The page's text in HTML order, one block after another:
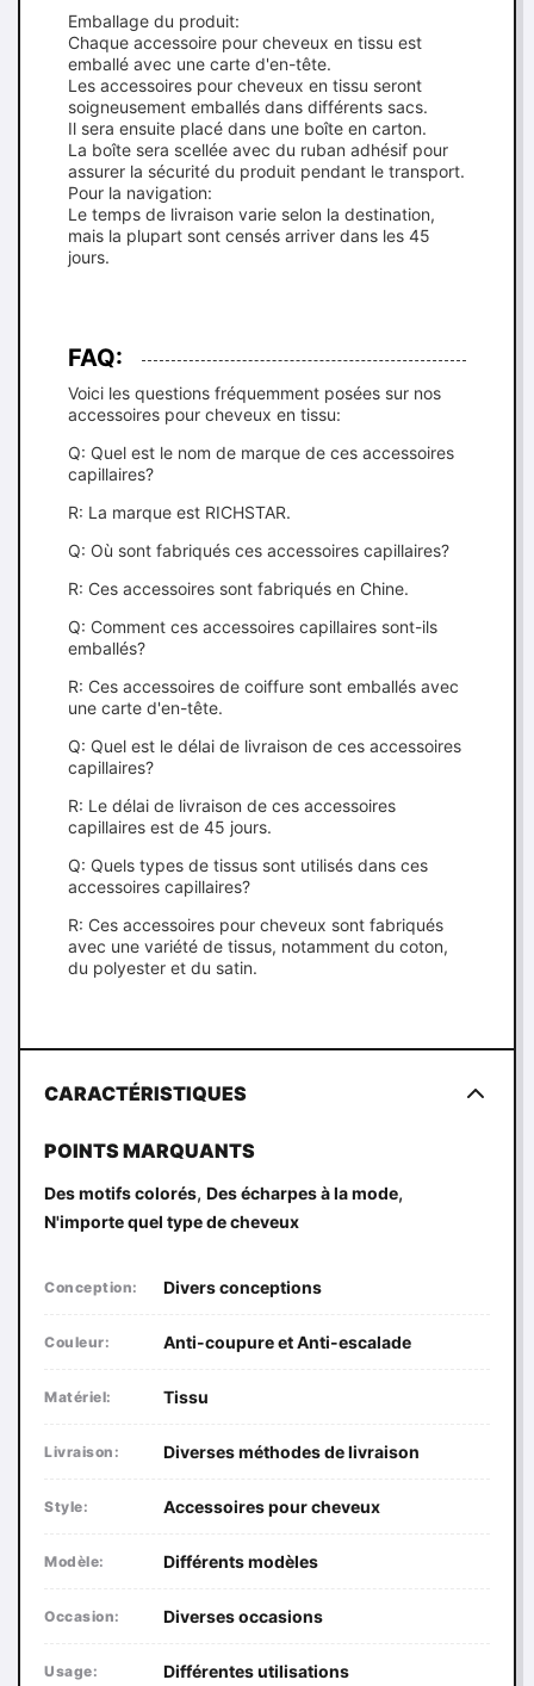
Emballage du produit:
Chaque accessoire pour cheveux en tissu est
emballé avec une carte d'en-tête.
Les accessoires pour cheveux en tissu seront
soigneusement emballés dans différents sacs.
Il sera ensuite placé dans une boîte en carton.
La boîte sera scellée avec du ruban adhésif pour
assurer la sécurité du produit pendant le transport.
Pour la navigation:
Le temps de livraison varie selon la destination,
mais la plupart sont censés arriver dans les 45
jours.
FAQ:
Voici les questions fréquemment posées sur nos
accessoires pour cheveux en tissu:
Q: Quel est le nom de marque de ces accessoires
capillaires?
R: La marque est RICHSTAR.
Q: Où sont fabriqués ces accessoires capillaires?
R: Ces accessoires sont fabriqués en Chine.
Q: Comment ces accessoires capillaires sont-ils
emballés?
R: Ces accessoires de coiffure sont emballés avec
une carte d'en-tête.
Q: Quel est le délai de livraison de ces accessoires
capillaires?
R: Le délai de livraison de ces accessoires
capillaires est de 45 jours.
Q: Quels types de tissus sont utilisés dans ces
accessoires capillaires?
R: Ces accessoires pour cheveux sont fabriqués
avec une variété de tissus, notamment du coton,
du polyester et du satin.
CARACTÉRISTIQUES
POINTS MARQUANTS
Des motifs colorés, Des écharpes à la mode,
N'importe quel type de cheveux
Conception: Divers conceptions
Couleur: Anti-coupure et Anti-escalade
Matériel: Tissu
Livraison: Diverses méthodes de livraison
Style: Accessoires pour cheveux
Modèle: Différents modèles
Occasion: Diverses occasions
Usage: Différentes utilisations